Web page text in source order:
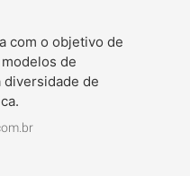
com o objetivo de
de
diversidade de